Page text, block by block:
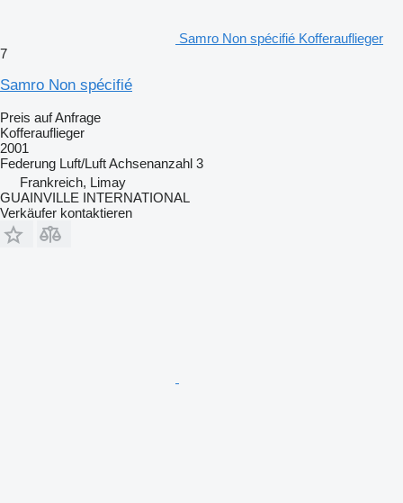
Samro Non spécifié Kofferauflieger
7
Samro Non spécifié
Preis auf Anfrage
Kofferauflieger
2001
Federung Luft/LuftAchsenanzahl 3
Frankreich, Limay
GUAINVILLE INTERNATIONAL
Verkäufer kontaktieren